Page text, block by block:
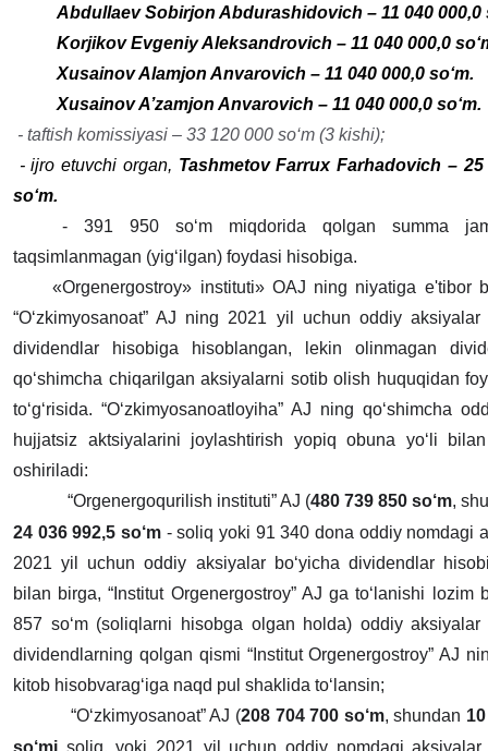
Abdullaev Sobirjon Abdurashidovich – 11 040 000,0
Korjikov Evgeniy Aleksandrovich – 11 040 000,0
Xusainov Alamjon Anvarovich – 11 040 000,0 so‘m.
Xusainov A’zamjon Anvarovich – 11 040 000,0 so‘m.
- taftish komissiyasi – 33 120 000 so‘m (3 kishi);
- ijro etuvchi organ, Tashmetov Farrux Farhadovich – 25
so‘m.
- 391 950 so‘m miqdorida qolgan summa
taqsimlanmagan (yig‘ilgan) foydasi hisobiga.
«Orgenergostroy» instituti» OAJ ning niyatiga e'tibor
“O‘zkimyosanoat” AJ ning 2021 yil uchun oddiy aksiyalar
dividendlar hisobiga hisoblangan, lekin olinmagan
qo‘shimcha chiqarilgan aksiyalarni sotib olish huquqidan
to‘g‘risida. “O‘zkimyosanoatloyiha” AJ ning qo‘shimcha
hujjatsiz aktsiyalarini joylashtirish yopiq obuna yo‘li
oshiriladi:
“Orgenergoqurilish instituti” AJ (480 739 850 so‘m,
24 036 992,5 so‘m - soliq yoki 91 340 dona oddiy nomdagi
2021 yil uchun oddiy aksiyalar bo‘yicha dividendlar
bilan birga, “Institut Orgenergostroy” AJ ga to‘lanishi lozim
857 so‘m (soliqlarni hisobga olgan holda) oddiy aksiyalar
dividendlarning qolgan qismi “Institut Orgenergostroy” AJ
kitob hisobvarag‘iga naqd pul shaklida to‘lansin;
“O‘zkimyosanoat” AJ (208 704 700 so‘m, shundan
so‘mi soliq, yoki 2021 yil uchun oddiy nomdagi aksiyalar